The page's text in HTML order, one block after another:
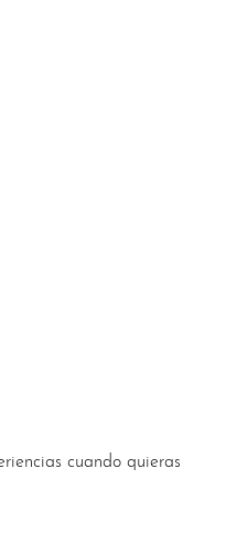
cuando quieras